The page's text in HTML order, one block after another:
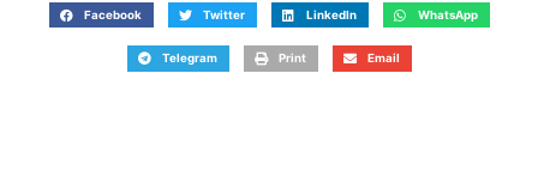
Facebook Twitter LinkedIn WhatsApp
Telegram Print Email